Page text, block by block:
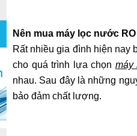
Nên mua máy lọc nước
Rất nhiều gia đình hiện nay
cho quá trình lựa chọn máy
nhau. Sau đây là những
bảo đảm chất lượng.